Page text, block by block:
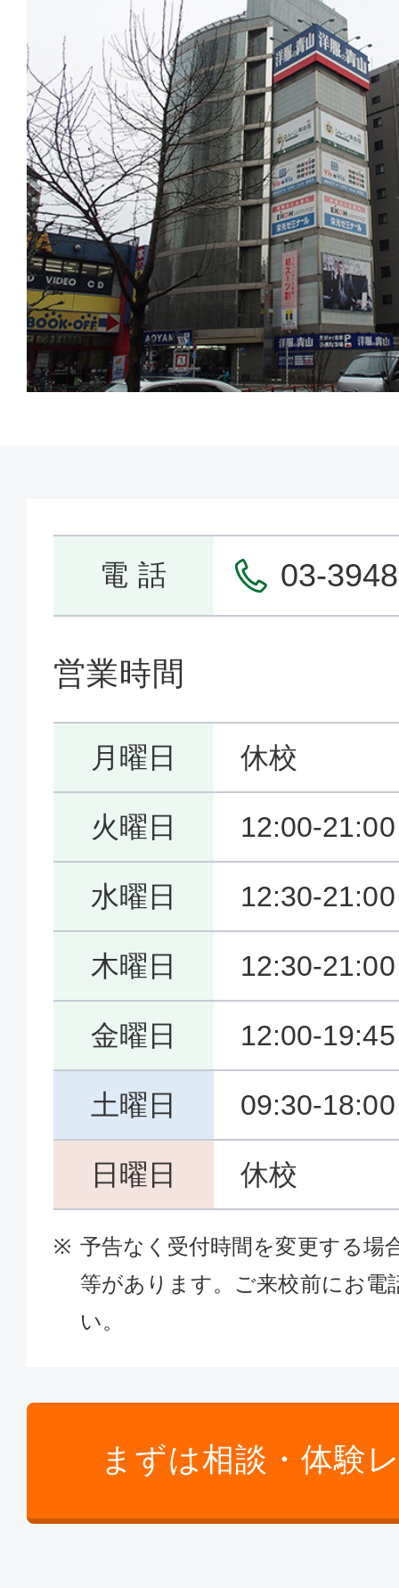
電 話 03-
営業時間
月曜日 休校
火曜日 12:00-21:00
水曜日 12:30-21:00
木曜日 12:30-21:00
金曜日 12:00-19:45
土曜日 09:30-18:00
日曜日 休校
予告なく受付時間を変更する場
等があります。ご来校前にお電
い。
まずは相談・体験